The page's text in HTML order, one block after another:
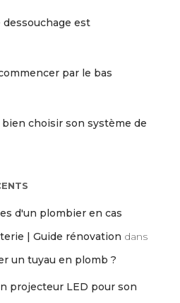
dessouchage est
par le bas
choisir son système de
d'un plombier en cas
| Guide rénovation dans
un tuyau en plomb ?
projecteur LED pour son